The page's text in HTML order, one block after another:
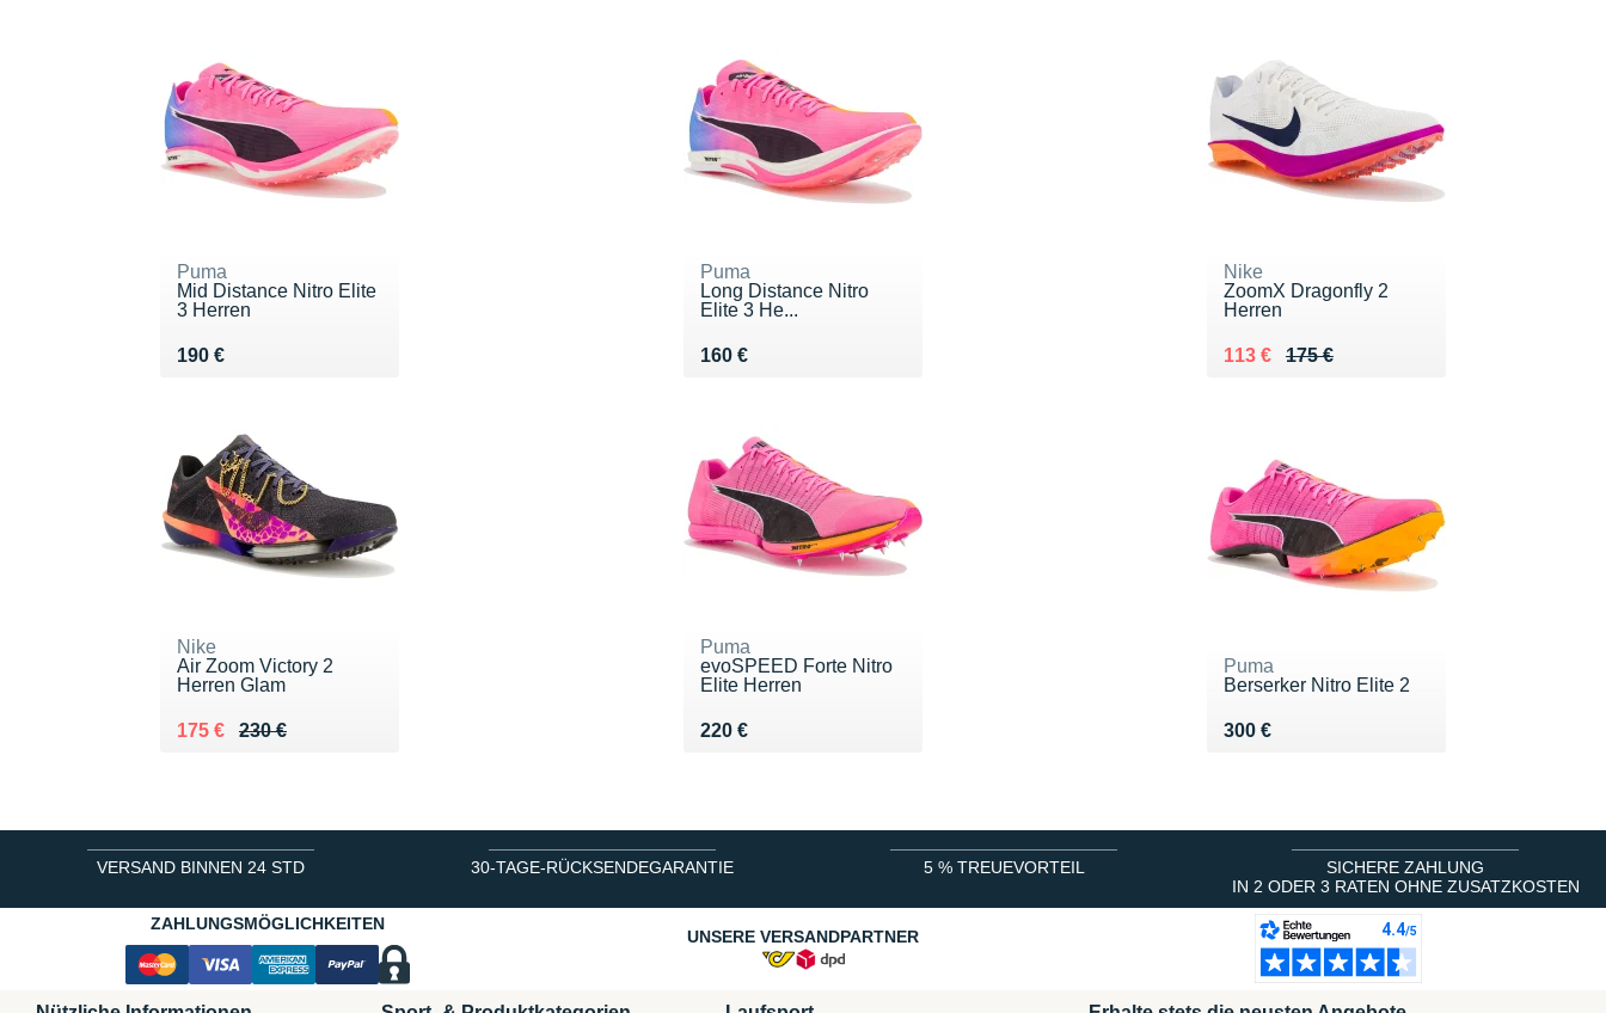
Puma
Mid Distance Nitro Elite
3 Herren
190 €
Vendu 190 €
Puma
Long Distance Nitro
Elite 3 He...
160 €
Vendu 160 €
Nike
ZoomX Dragonfly 2
Herren
175 €
Au lieu de 175 €
113 €
Vendu 113 €
Nike
Air Zoom Victory 2
Herren Glam
230 €
Au lieu de 230 €
175 €
Vendu 175 €
Puma
evoSPEED Forte Nitro
Elite Herren
220 €
Vendu 220 €
Puma
Berserker Nitro Elite 2
300 €
Vendu 300 €
VERSAND BINNEN 24 STD 30-TAGE-RÜCKSENDEGARANTIE 5 % TREUEVORTEIL
SICHERE ZAHLUNG
IN 2 ODER 3 RATEN OHNE ZUSATZKOSTEN
ZAHLUNGSMÖGLICHKEITEN
UNSERE VERSANDPARTNER